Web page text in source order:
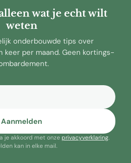
wat je echt wilt
weten
onderbouwde tips over
keer per maand. Geen kortings-
Aanmelden
je akkoord met onzeprivacyverklaring.
kan in elke mail.